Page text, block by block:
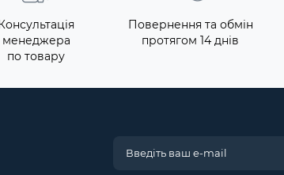
менеджера
по товару
Повернення та обмін
протягом 14 днів